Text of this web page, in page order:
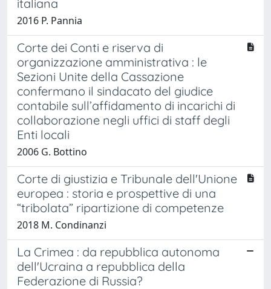
italiana
2016 P. Pannia
Corte dei Conti e riserva di
organizzazione amministrativa : le
Sezioni Unite della Cassazione
confermano il sindacato del giudice
contabile sull’affidamento di incarichi di
collaborazione negli uffici di staff degli
Enti locali
2006 G. Bottino
Corte di giustizia e Tribunale dell'Unione
europea : storia e prospettive di una
“tribolata” ripartizione di competenze
2018 M. Condinanzi
La Crimea : da repubblica autonoma
dell'Ucraina a repubblica della
Federazione di Russia?